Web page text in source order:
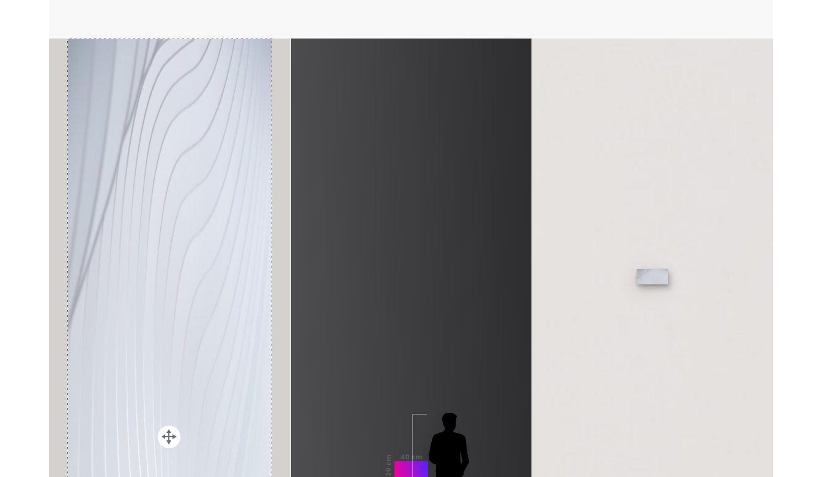
40 cm
20 cm